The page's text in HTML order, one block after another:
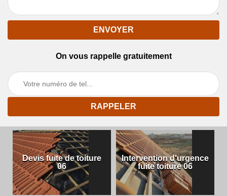
On vous rappelle gratuitement
Devis fuite de toiture
06
Intervention d'urgence
fuite toiture 06